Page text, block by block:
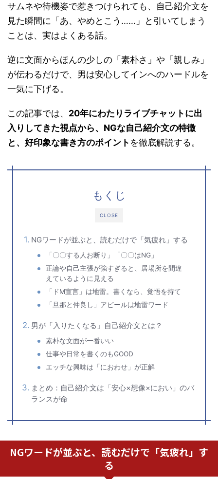
サムネや待機姿で惹きつけられても、自己紹介文を
見た瞬間に「あ、やめとこう……」と引いてしまう
ことは、実はよくある話。
逆に文面からほんの少しの「素朴さ」や「親しみ」
が伝わるだけで、男は安心してインへのハードルを
一気に下げる。
この記事では、 20年にわたりライブチャットに出
入りしてきた視点から、NGな自己紹介文の特徴
と、好印象な書き方のポイント を徹底解説する。
CLOSE
もくじ
NGワードが並ぶと、読むだけで「気疲れ」する
「〇〇する人お断り」「〇〇はNG」
正論や自己主張が強すぎると、居場所を間違
えているように見える
「ドM宣言」は地雷。書くなら、覚悟を持て
「旦那と仲良し」アピールは地雷ワード
男が「入りたくなる」自己紹介文とは？
素朴な文面が一番いい
仕事や日常を書くのもGOOD
エッチな興味は「におわせ」が正解
まとめ：自己紹介文は「安心×想像×におい」のバ
ランスが命
NGワードが並ぶと、読むだけで「気疲れ」す
る